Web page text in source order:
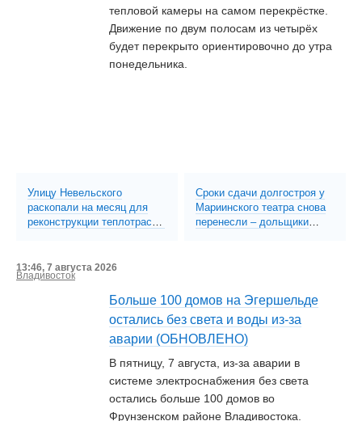
тепловой камеры на самом перекрёстке.
Движение по двум полосам из четырёх
будет перекрыто ориентировочно до утра
понедельника.
Улицу Невельского
раскопали на месяц для
реконструкции теплотрассы
Сроки сдачи долгостроя у
Мариинского театра снова
перенесли – дольщики
13:46, 7 августа 2026
Владивосток
Больше 100 домов на Эгершельде
остались без света и воды из-за
аварии (ОБНОВЛЕНО)
В пятницу, 7 августа, из-за аварии в
системе электроснабжения без света
остались больше 100 домов во
Фрунзенском районе Владивостока.